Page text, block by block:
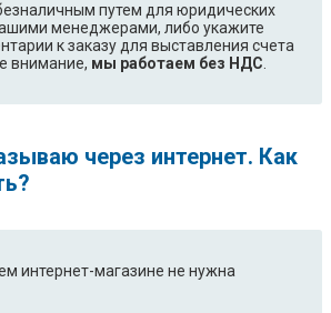
путем для юридических
менеджерами, либо укажите
к заказу для выставления счета
внимание, мы работаем без НДС
через интернет. Как
интернет-магазине не нужна